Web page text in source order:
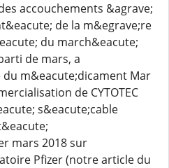
accouchements &agrave;
de la m&egrave;re
du march&eacute;
de mars, a
m&eacute;dicament Mar
de CYTOTEC
s&eacute;cable
mars 2018 sur
Pfizer (notre article du